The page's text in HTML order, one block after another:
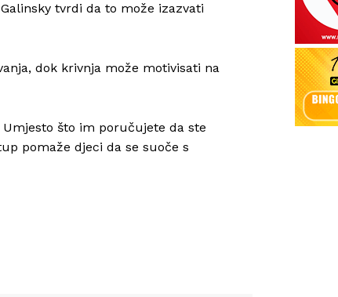
O nama
Kontakt
tvrdi da to može izazvati
dok krivnja može motivisati na
što im poručujete da ste
pomaže djeci da se suoče s